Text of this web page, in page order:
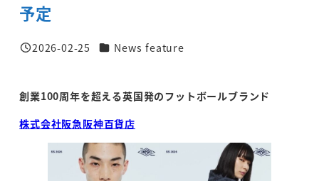
予定
投稿日
2026-02-25 カテゴリー
News feature
創業100周年を超える英国発のフットボールブランド
株式会社阪急阪神百貨店